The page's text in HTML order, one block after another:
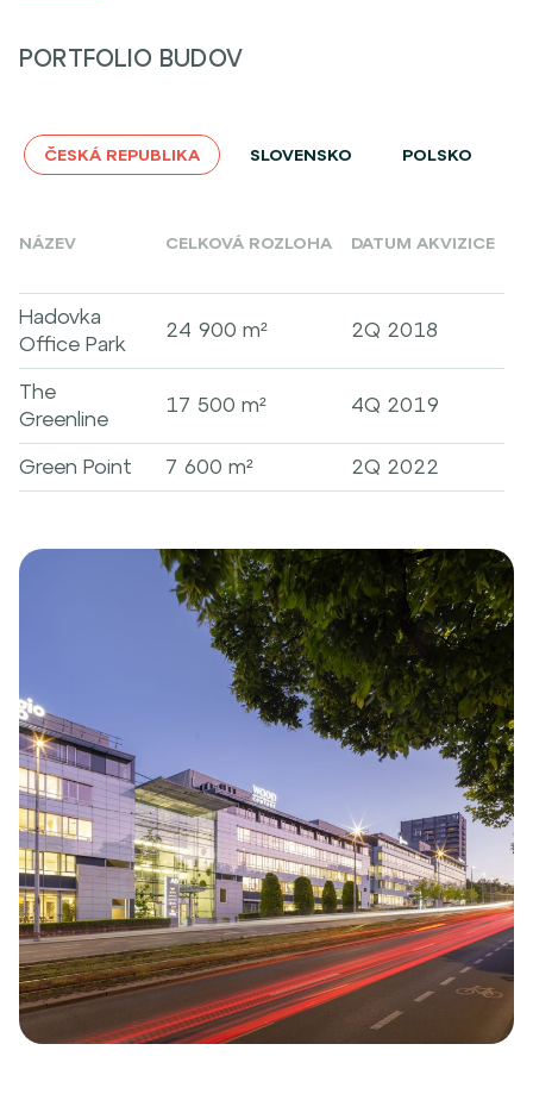
PORTFOLIO BUDOV
ČESKÁ REPUBLIKA SLOVENSKO POLSKO
NÁZEV CELKOVÁ ROZLOHA DATUM AKVIZICE
Hadovka
Office Park
24 900 m² 2Q 2018
The
Greenline
17 500 m² 4Q 2019
Green Point 7 600 m² 2Q 2022